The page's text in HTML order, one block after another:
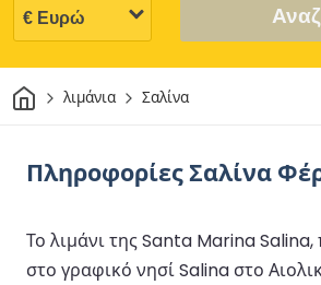
Σπίτιλιμάνια Σαλίνα
Πληροφορίες Σαλίνα
Το λιμάνι της Santa Marina Salina,
στο γραφικό νησί Salina στο